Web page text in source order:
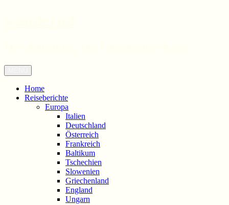
Zum
Inhalt
springen
Home
Reiseberichte
Europa
Italien
Deutschland
Österreich
Frankreich
Baltikum
Tschechien
Slowenien
Griechenland
England
Ungarn